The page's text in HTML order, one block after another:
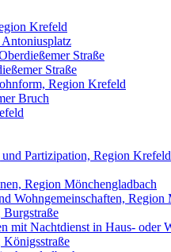
Krefeld
Straße
Straße
Region Krefeld
Bruch
Partizipation, Region Krefeld
Region Mönchengladbach
Wohngemeinschaften, Region
Burgstraße
mit Nachtdienst in Haus- oder
Königsstraße